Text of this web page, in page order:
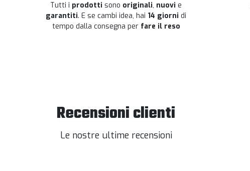
Tutti i prodotti sono originali, nuovi e
garantiti. E se cambi idea, hai 14 giorni di
tempo dalla consegna per fare il reso
Recensioni clienti
Le nostre ultime recensioni